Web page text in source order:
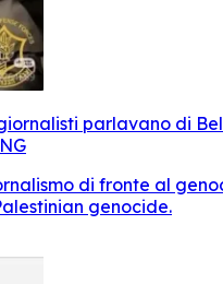
parlavano di
di fronte al
genocide.